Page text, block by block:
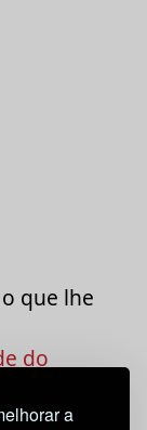
a
que lhe
do